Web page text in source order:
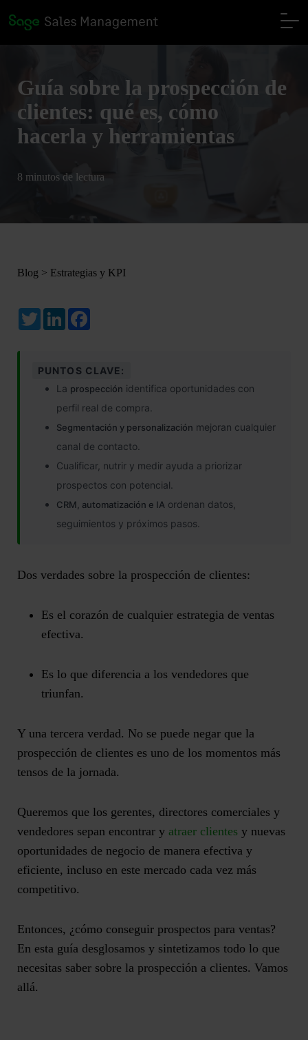
Guía sobre la prospección de
clientes: qué es, cómo
hacerla y herramientas
8 minutos de lectura
Blog > Estrategias y KPI
TwitterLinkedIn
PUNTOS CLAVE:
La prospección identifica oportunidades con
perfil real de compra.
Segmentación y personalización mejoran cualquier
canal de contacto.
Cualificar, nutrir y medir ayuda a priorizar
prospectos con potencial.
CRM, automatización e IA ordenan datos,
seguimientos y próximos pasos.
Dos verdades sobre la prospección de clientes:
Es el corazón de cualquier estrategia de ventas
efectiva.
Es lo que diferencia a los vendedores que
triunfan.
Y una tercera verdad. No se puede negar que la
prospección de clientes es uno de los momentos más
tensos de la jornada.
Queremos que los gerentes, directores comerciales y
vendedores sepan encontrar y atraer clientes y nuevas
oportunidades de negocio de manera efectiva y
eficiente, incluso en este mercado cada vez más
competitivo.
Entonces, ¿cómo conseguir prospectos para ventas?
En esta guía desglosamos y sintetizamos todo lo que
necesitas saber sobre la prospección a clientes. Vamos
allá.